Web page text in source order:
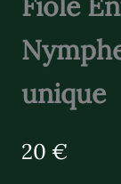
unique
N
20 €